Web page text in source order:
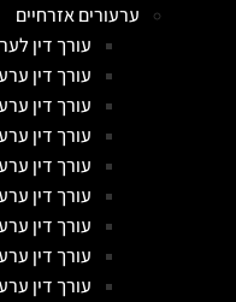
ערעורים אזרחיים
עורך דין
עורך דין
עורך דין
עורך דין
עורך דין
עורך דין
עורך דין
עורך דין
עורך דין